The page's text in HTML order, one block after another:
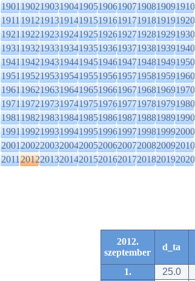
1901190219031904190519061907190819091910
1911191219131914191519161917191819191920
1921192219231924192519261927192819291930
1931193219331934193519361937193819391940
1941194219431944194519461947194819491950
1951195219531954195519561957195819591960
1961196219631964196519661967196819691970
1971197219731974197519761977197819791980
1981198219831984198519861987198819891990
1991199219931994199519961997199819992000
2001200220032004200520062007200820092010
2011201220132014201520162017201820192020
2012.
szeptember
d_ta
1. 25.0